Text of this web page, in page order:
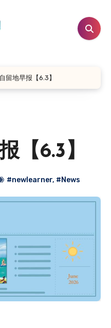
留地早报【6.3】
【6.3】
#newlearner, #News